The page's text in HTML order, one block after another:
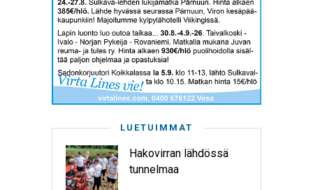
LUETUIMMAT
Hakovirran lähdössä
tunnelmaa